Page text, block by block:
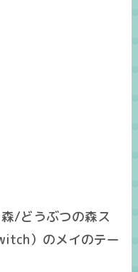
/どうぶつの森ス
）のメイのテー